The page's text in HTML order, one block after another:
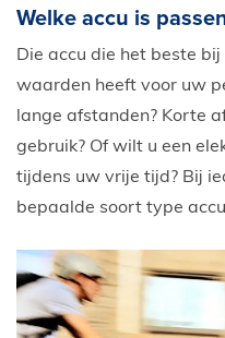
Welke accu is
Die accu die het beste
waarden heeft voor uw
lange afstanden? Korte
gebruik? Of wilt u een
tijdens uw vrije tijd? Bij
bepaalde soort type